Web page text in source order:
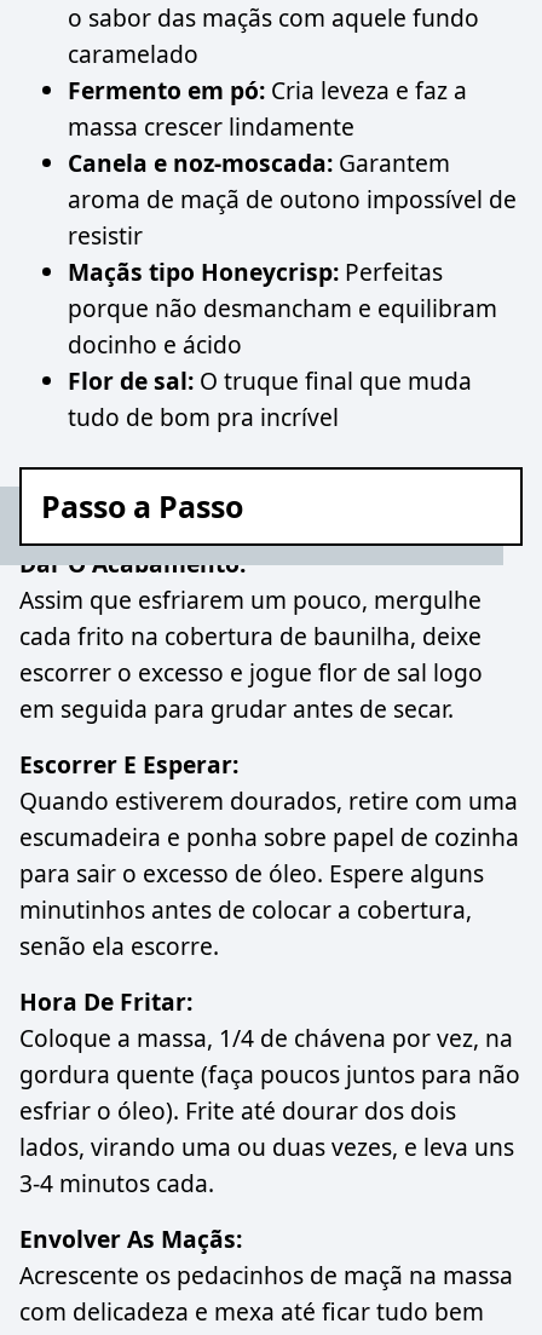
o sabor das maçãs com aquele fundo
caramelado
Fermento em pó: Cria leveza e faz a
massa crescer lindamente
Canela e noz-moscada: Garantem
aroma de maçã de outono impossível de
resistir
Maçãs tipo Honeycrisp: Perfeitas
porque não desmancham e equilibram
docinho e ácido
Flor de sal: O truque final que muda
tudo de bom pra incrível
Passo a Passo
Dar O Acabamento:
Assim que esfriarem um pouco, mergulhe
cada frito na cobertura de baunilha, deixe
escorrer o excesso e jogue flor de sal logo
em seguida para grudar antes de secar.
Escorrer E Esperar:
Quando estiverem dourados, retire com uma
escumadeira e ponha sobre papel de cozinha
para sair o excesso de óleo. Espere alguns
minutinhos antes de colocar a cobertura,
senão ela escorre.
Hora De Fritar:
Coloque a massa, 1/4 de chávena por vez, na
gordura quente (faça poucos juntos para não
esfriar o óleo). Frite até dourar dos dois
lados, virando uma ou duas vezes, e leva uns
3-4 minutos cada.
Envolver As Maçãs:
Acrescente os pedacinhos de maçã na massa
com delicadeza e mexa até ficar tudo bem